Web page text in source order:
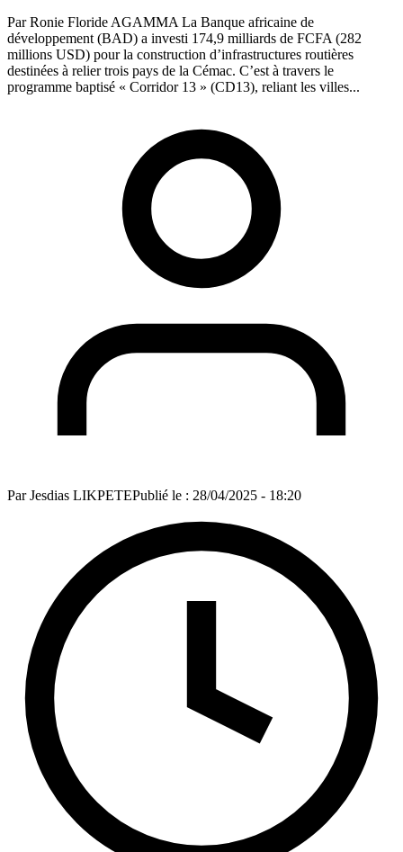
Par Ronie Floride AGAMMA La Banque africaine de
développement (BAD) a investi 174,9 milliards de FCFA (282
millions USD) pour la construction d’infrastructures routières
destinées à relier trois pays de la Cémac. C’est à travers le
programme baptisé « Corridor 13 » (CD13), reliant les villes...
ParJesdias LIKPETEPublié le : 28/04/2025 - 18:20